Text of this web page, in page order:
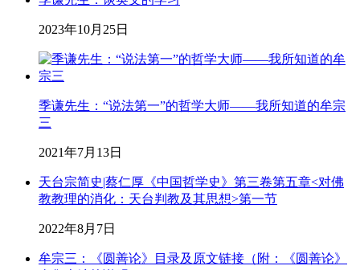
2023年10月25日
季谦先生：“说法第一”的哲学大师——我所知道的牟宗
三
2021年7月13日
天台宗简史|蔡仁厚《中国哲学史》第三卷第五章<对佛
教教理的消化：天台判教及其思想>第一节
2022年8月7日
牟宗三：《圆善论》目录及原文链接（附：《圆善论》